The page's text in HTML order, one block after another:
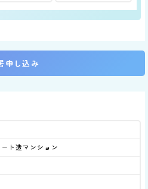
申し込み
ト造マンション